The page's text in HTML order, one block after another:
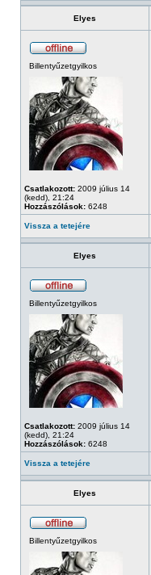
Elyes
Billentyűzetgyilkos
Csatlakozott: 2009 július 14
(kedd), 21:24
Hozzászólások: 6248
Vissza a tetejére
Elyes
Billentyűzetgyilkos
Csatlakozott: 2009 július 14
(kedd), 21:24
Hozzászólások: 6248
Vissza a tetejére
Elyes
Billentyűzetgyilkos